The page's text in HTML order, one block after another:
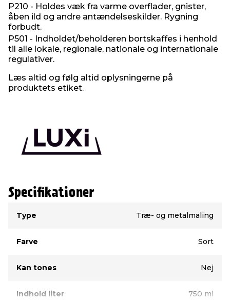
P210 - Holdes væk fra varme overflader, gnister,
åben ild og andre antændelseskilder. Rygning
forbudt.
P501 - Indholdet/beholderen bortskaffes i henhold
til alle lokale, regionale, nationale og internationale
regulativer.
Læs altid og følg altid oplysningerne på
produktets etiket.
Specifikationer
Type
Træ- og metalmaling
Farve Sort
Kan tones Nej
Indhold liter 750 ml